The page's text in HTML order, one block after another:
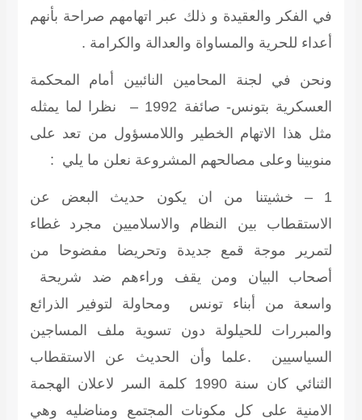
في الفكر والعقيدة و ذلك عبر اتهامهم صراحة بأنهم
أعداء للحرية والمساواة والعدالة والكرامة .
ونحن في لجنة
المحامين النائبين أمام المحكمة
العسكرية بتونس- صائفة 1992
– نظرا لما يمثله
مثل هذا الاتهام الخطير واللامسؤول من تعد على
منوبينا وعلى مصالحهم المشروعة نعلن ما يلي :
1 – خشيتنا من ان يكون حديث البعض عن
الاستقطاب بين النظام والاسلاميين مجرد غطاء
لتمرير موجة قمع جديدة وتحريضا مفضوحا من
أصحاب البيان ومن يقف وراءهم ضد شريحة
واسعة من أبناء تونس ومحاولة لتوفير الذرائع
والمبررات للحيلولة دون تسوية ملف المساجين
السياسيين .علما وأن الحديث عن الاستقطاب
الثنائي كان سنة 1990 كلمة السر لاعلان الهجمة
الامنية على كل مكونات المجتمع ومناضليه وهي